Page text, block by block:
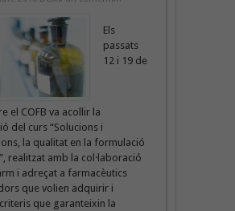
Els
passats
12 i 19 de
el COFB va acollir la
del curs “Solucions i
la qualitat en la formulació
realitzat amb la col·laboració
i adreçat a farmacèutics
que volien adquirir i
que garanteixin la